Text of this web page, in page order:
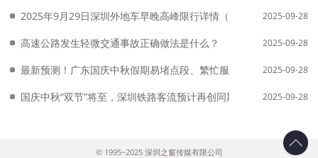
2025年9月29日深圳外地车早晚高峰限行详情（附免限行申请入口）
2025-09-28
高速公路发生轻微交通事故正确做法是什么？ 2025-09-28
最新预测！广东国庆中秋假期易堵点段、繁忙服务区公布2025-09-28
国庆中秋“双节”将至，深圳铁路客流预计再创同期新高 2025-09-28
© 1995~2025 深圳之窗传媒有限公司